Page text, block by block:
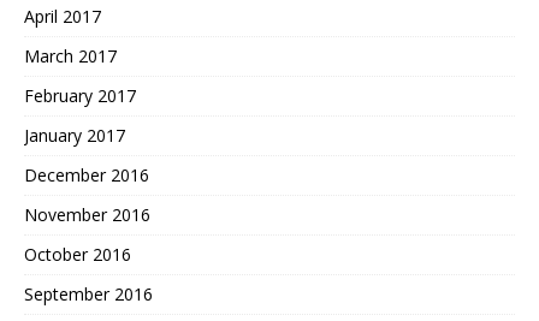
April 2017
March 2017
February 2017
January 2017
December 2016
November 2016
October 2016
September 2016